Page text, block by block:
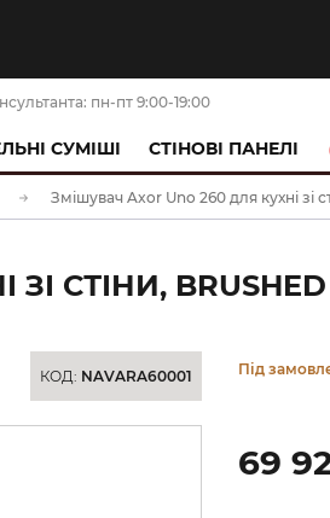
пн-пт 9:00-19:00
СУМІШІ CТІНОВІ ПАНЕЛІ
Змішувач Axor Uno 260 для кухні зі
СТІНИ, BRUSHED
КОД: NAVARA60001 Під
69